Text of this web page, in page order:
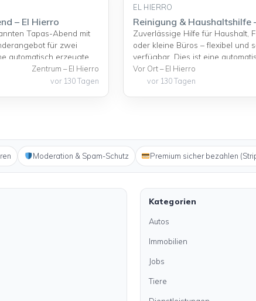
– El Hierro
Tapas-Abend mit
für zwei
automatisch erzeugte
Insel El Hierro.
Zentrum – El Hierro
vor 130 Tagen
EL HIERRO
Reinigung & Haushaltshilfe
Zuverlässige Hilfe für Haushalt,
oder kleine Büros – flexibel und
verfügbar. Dies ist eine
Beispielanzeige für die Insel El
Vor Ort – El Hierro
vor 130 Tagen
Moderation & Spam-Schutz Premium sicher bezahlen
Kategorien
Autos
Immobilien
Jobs
Tiere